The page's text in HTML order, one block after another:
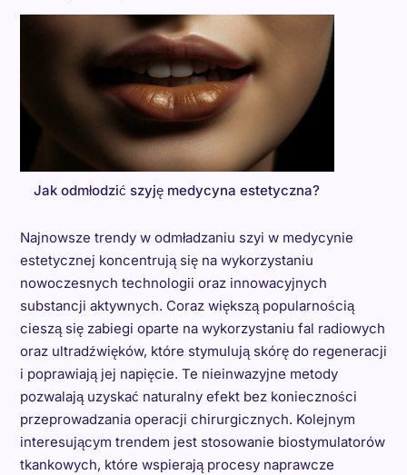
Jak odmłodzić szyję medycyna estetyczna?
Najnowsze trendy w odmładzaniu szyi w medycynie
estetycznej koncentrują się na wykorzystaniu
nowoczesnych technologii oraz innowacyjnych
substancji aktywnych. Coraz większą popularnością
cieszą się zabiegi oparte na wykorzystaniu fal radiowych
oraz ultradźwięków, które stymulują skórę do regeneracji
i poprawiają jej napięcie. Te nieinwazyjne metody
pozwalają uzyskać naturalny efekt bez konieczności
przeprowadzania operacji chirurgicznych. Kolejnym
interesującym trendem jest stosowanie biostymulatorów
tkankowych, które wspierają procesy naprawcze